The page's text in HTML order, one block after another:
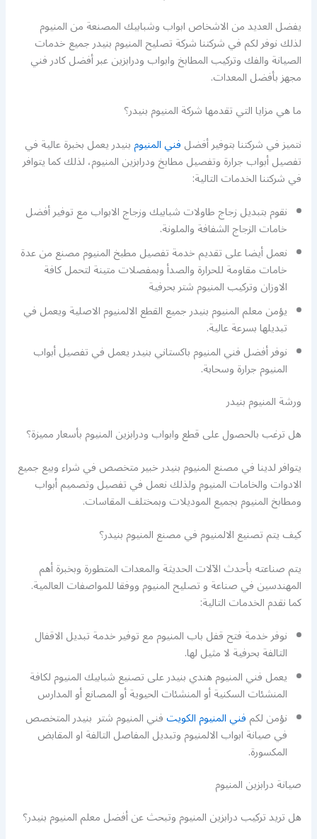
يفضل العديد من الاشخاص ابواب وشبابيك المصنعة من المنيوم
لذلك نوفر لكم في شركتنا شركة تصليح المنيوم بنيدر جميع خدمات
الصيانة والفك وتركيب المطابخ وابواب ودرابزين عبر أفضل كادر فني
مجهز بأفضل المعدات.
ما هي مزايا التي تقدمها شركة المنيوم بنيدر؟
نتميز في شركتنا بتوفير أفضلفني المنيومبنيدر يعمل بخبرة عالية في
تفصيل أبواب جرارة وتفصيل مطابخ ودرابزين المنيوم، لذلك كما يتوافر
في شركتنا الخدمات التالية:
نقوم بتبديل زجاج طاولات شبابيك وزجاج الابواب مع توفير أفضل
خامات الزجاج الشفافة والملونة.
نعمل أيضا على تقديم خدمة تفصيل مطبخ المنيوم مصنع من عدة
خامات مقاومة للحرارة والصدأ وبمفصلات متينة لتحمل كافة
الاوزان وتركيب المنيوم شتر بحرفية
يؤمن معلم المنيوم بنيدر جميع القطع الالمنيوم الاصلية ويعمل في
تبديلها بسرعة عالية.
نوفر أفضل فني المنيوم باكستاني بنيدر يعمل في تفصيل أبواب
المنيوم جرارة وسحابة.
ورشة المنيوم بنيدر
هل ترغب بالحصول على قطع وابواب ودرابزين المنيوم بأسعار مميزة؟
يتوافر لدينا في مصنع المنيوم بنيدر خبير متخصص في شراء وبيع جميع
الادوات والخامات المنيوم ولذلك نعمل في تفصيل وتصميم أبواب
ومطابخ المنيوم بجميع الموديلات وبمختلف المقاسات.
كيف يتم تصنيع الالمنيوم في مصنع المنيوم بنيدر؟
يتم صناعته بأحدث الآلات الحديثة والمعدات المتطورة وبخبرة أهم
المهندسين في صناعة و تصليح المنيوم ووفقا للمواصفات العالمية.
كما نقدم الخدمات التالية:
نوفر خدمة فتح قفل باب المنيوم مع توفير خدمة تبديل الاقفال
التالفة بحرفية لا مثيل لها.
يعمل فني المنيوم هندي بنيدر على تصنيع شبابيك المنيوم لكافة
المنشئات السكنية أو المنشئات الحيوية أو المصانع أو المدارس
نؤمن لكمفني المنيوم الكويتفني المنيوم شتر بنيدر المتخصص
في صيانة ابواب الالمنيوم وتبديل المفاصل التالفة او المقابض
المكسورة.
صيانة درابزين المنيوم
هل تريد تركيب درابزين المنيوم وتبحث عن أفضل معلم المنيوم بنيدر؟